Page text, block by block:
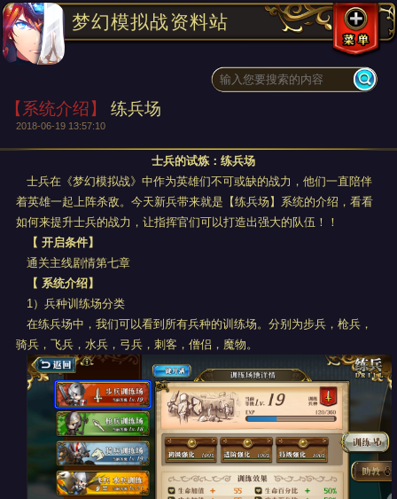
梦幻模拟战资料站
【系统介绍】 练兵场
2018-06-19 13:57:10
士兵的试炼：练兵场
士兵在《梦幻模拟战》中作为英雄们不可或缺的战力，他们一直陪伴
着英雄一起上阵杀敌。今天新兵带来就是【练兵场】系统的介绍，看看
如何来提升士兵的战力，让指挥官们可以打造出强大的队伍！！
【 开启条件】
通关主线剧情第七章
【 系统介绍】
1）兵种训练场分类
在练兵场中，我们可以看到所有兵种的训练场。分别为步兵，枪兵，
骑兵，飞兵，水兵，弓兵，刺客，僧侣，魔物。